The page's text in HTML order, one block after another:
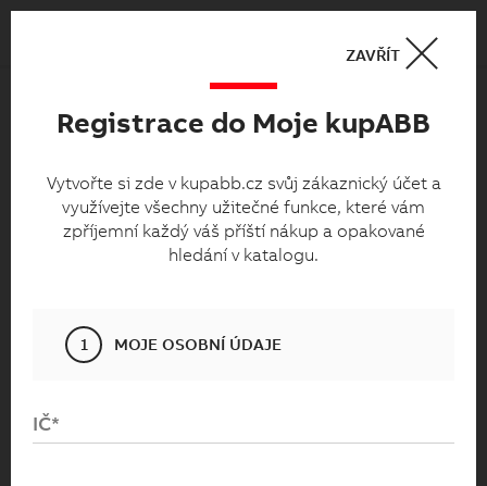
0
Moje kupabb.cz
Vytvořte si zde v kupabb.cz svůj zákaznický
účet a využívejte všechny užitečné funkce,
které vám zpříjemní každý váš příští nákup
Přihlaste se
Registrace do Moje kupABB
Vytvořte si zde v kupabb.cz svůj zákaznický účet a
využívejte všechny užitečné funkce, které vám
zpříjemní každý váš příští nákup a opakované
hledání v katalogu.
1 MOJE OSOBNÍ ÚDAJE
IČ*
ZAVŘÍT